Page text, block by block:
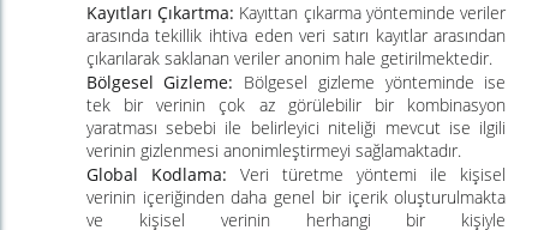
Kayıtları Çıkartma: Kayıttan çıkarma yönteminde veriler
arasında tekillik ihtiva eden veri satırı kayıtlar arasından
çıkarılarak saklanan veriler anonim hale getirilmektedir.
Bölgesel Gizleme: Bölgesel gizleme yönteminde ise
tek bir verinin çok az görülebilir bir kombinasyon
yaratması sebebi ile belirleyici niteliği mevcut ise ilgili
verinin gizlenmesi anonimleştirmeyi sağlamaktadır.
Global Kodlama: Veri türetme yöntemi ile kişisel
verinin içeriğinden daha genel bir içerik oluşturulmakta
ve kişisel verinin herhangi bir kişiyle